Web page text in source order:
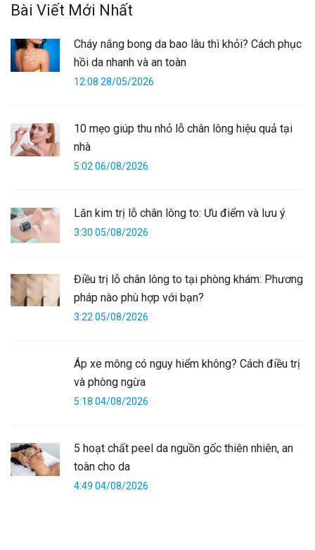
Bài Viết Mới Nhất
Cháy nắng bong da bao lâu thì khỏi? Cách phục
hồi da nhanh và an toàn
12:08 28/05/2026
10 mẹo giúp thu nhỏ lỗ chân lông hiệu quả tại
nhà
5:02 06/08/2026
Lăn kim trị lỗ chân lông to: Ưu điểm và lưu ý
3:30 05/08/2026
Điều trị lỗ chân lông to tại phòng khám: Phương
pháp nào phù hợp với bạn?
3:22 05/08/2026
Áp xe mông có nguy hiểm không? Cách điều trị
và phòng ngừa
5:18 04/08/2026
5 hoạt chất peel da nguồn gốc thiên nhiên, an
toàn cho da
4:49 04/08/2026